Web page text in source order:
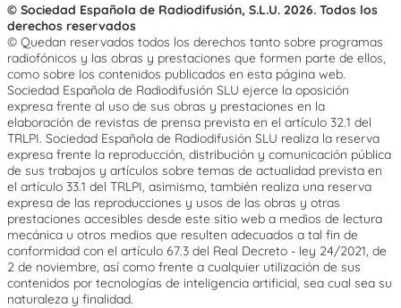
© Sociedad Española de Radiodifusión, S.L.U. 2026. Todos los
derechos reservados
© Quedan reservados todos los derechos tanto sobre programas
radiofónicos y las obras y prestaciones que formen parte de ellos,
como sobre los contenidos publicados en esta página web.
Sociedad Española de Radiodifusión SLU ejerce la oposición
expresa frente al uso de sus obras y prestaciones en la
elaboración de revistas de prensa prevista en el artículo 32.1 del
TRLPI. Sociedad Española de Radiodifusión SLU realiza la reserva
expresa frente la reproducción, distribución y comunicación pública
de sus trabajos y artículos sobre temas de actualidad prevista en
el artículo 33.1 del TRLPI, asimismo, también realiza una reserva
expresa de las reproducciones y usos de las obras y otras
prestaciones accesibles desde este sitio web a medios de lectura
mecánica u otros medios que resulten adecuados a tal fin de
conformidad con el artículo 67.3 del Real Decreto - ley 24/2021, de
2 de noviembre, así como frente a cualquier utilización de sus
contenidos por tecnologías de inteligencia artificial, sea cual sea su
naturaleza y finalidad.